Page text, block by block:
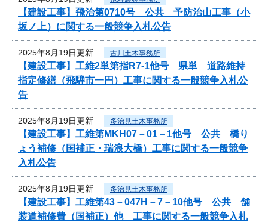
【建設工事】飛治第0710号 公共 予防治山工事（小
坂ノ上）に関する一般競争入札公告
2025年8月19日更新 古川土木事務所
【建設工事】工維2単第指R7-1他号 県単 道路維持
指定修繕（飛騨市一円）工事に関する一般競争入札公
告
2025年8月19日更新 多治見土木事務所
【建設工事】工維第MKH07－01－1他号 公共 橋り
ょう補修（国補正・瑞浪大橋）工事に関する一般競争
入札公告
2025年8月19日更新 多治見土木事務所
【建設工事】工維第43－047H－7－10他号 公共 舗
装道補修費（国補正）他 工事に関する一般競争入札